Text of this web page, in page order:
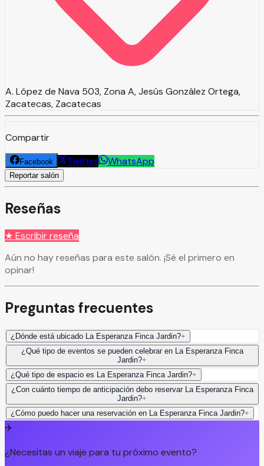
A. López de Nava 503, Zona A, Jesús González Ortega,
Zacatecas, Zacatecas
Compartir
Facebook Twitter WhatsApp
Reportar salón
Reseñas
★ Escribir reseña
Aún no hay reseñas para este salón. ¡Sé el primero en
opinar!
Preguntas frecuentes
¿Dónde está ubicado La Esperanza Finca Jardin?+
¿Qué tipo de eventos se pueden celebrar en La Esperanza Finca
Jardin?+
¿Qué tipo de espacio es La Esperanza Finca Jardin?+
¿Con cuánto tiempo de anticipación debo reservar La Esperanza Finca
Jardin?+
¿Cómo puedo hacer una reservación en La Esperanza Finca Jardin?+
✈️
¿Necesitas un viaje para tu próximo evento?